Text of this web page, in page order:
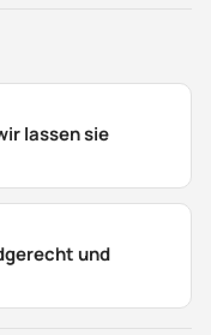
lassen sie
und